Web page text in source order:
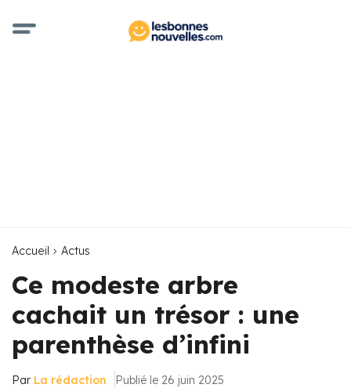
Accueil Actus
Ce modeste arbre
cachait un trésor : une
parenthèse d’infini
Par La rédaction Publié le 26 juin 2025